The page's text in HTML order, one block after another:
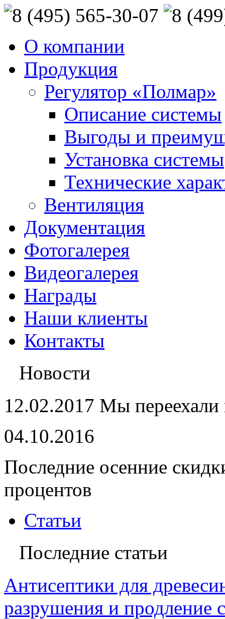
О компании
Продукция
Регулятор «Полмар»
Описание системы
Выгоды и
Установка системы
Технические
Вентиляция
Документация
Фотогалерея
Видеогалерея
Награды
Наши клиенты
Контакты
Новости
12.02.2017 Мы
04.10.2016
Последние осенние
процентов
Статьи
Последние статьи
Антисептики для
разрушения и продление